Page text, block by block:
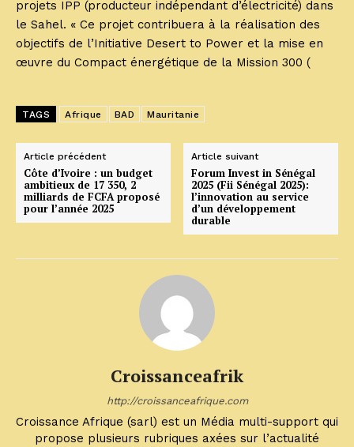
projets IPP (producteur indépendant d’électricité) dans
le Sahel. « Ce projet contribuera à la réalisation des
objectifs de l’Initiative Desert to Power et la mise en
œuvre du Compact énergétique de la Mission 300 (
TAGS Afrique BAD Mauritanie
Article précédent
Côte d’Ivoire : un budget
ambitieux de 17 350, 2
milliards de FCFA proposé
pour l’année 2025
Article suivant
Forum Invest in Sénégal
2025 (Fii Sénégal 2025):
l’innovation au service
d’un développement
durable
Croissanceafrik
http://croissanceafrique.com
Croissance Afrique (sarl) est un Média multi-support qui
propose plusieurs rubriques axées sur l’actualité